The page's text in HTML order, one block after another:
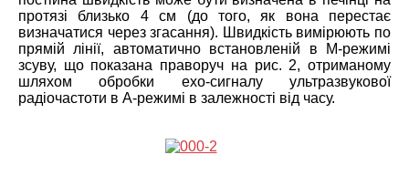
протязі близько 4 см (до того, як вона перестає
визначатися через згасання). Швидкість вимірюють по
прямій лінії, автоматично встановленій в M-режимі
зсуву, що показана праворуч на рис. 2, отриманому
шляхом обробки ехо-сигналу ультразвукової
радіочастоти в А-режимі в залежності від часу.